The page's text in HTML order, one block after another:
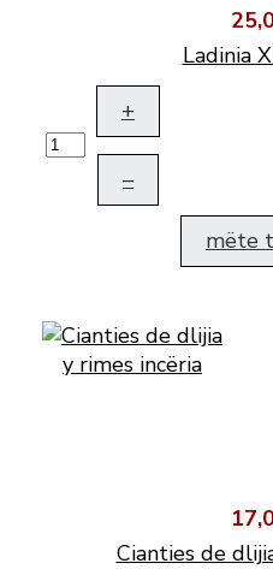
Ladinia
+
–
mëte
Cianties de